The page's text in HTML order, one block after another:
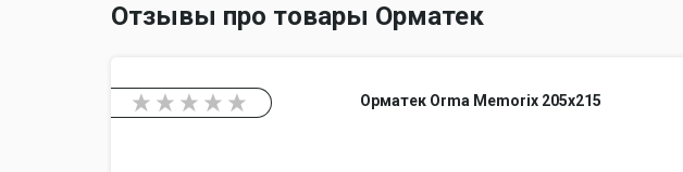
Отзывы про товары Орматек
Орматек Orma Memorix 205x215